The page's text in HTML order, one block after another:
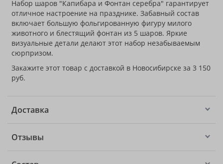
Набор шаров "Капибара и Фонтан серебра" гарантирует
отличное настроение на празднике. Забавный состав
включает большую фольгированную фигуру милого
животного и блестящий фонтан из 5 шаров. Яркие
визуальные детали делают этот набор незабываемым
сюрпризом.
Закажите этот товар с доставкой в Новосибирске за 3 150
руб.
Доставка
Отзывы